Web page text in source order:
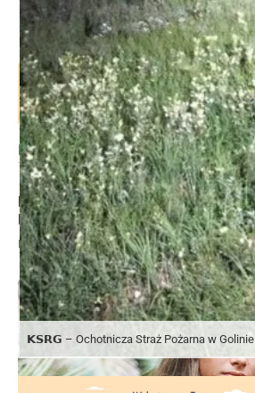
𝗞𝗦𝗥𝗚 – Ochotnicza Straż Pożarna w Golinie